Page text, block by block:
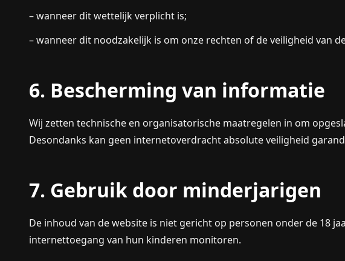
– wanneer dit wettelijk verplicht is;
– wanneer dit noodzakelijk is om onze rechten of de veiligheid van
6. Bescherming van informatie
Wij zetten technische en organisatorische maatregelen in om
Desondanks kan geen internetoverdracht absolute veiligheid
7. Gebruik door minderjarigen
De inhoud van de website is niet gericht op personen onder de 18
internettoegang van hun kinderen monitoren.